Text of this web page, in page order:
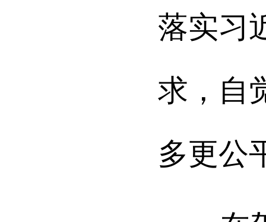
落实习
求，自
多更公